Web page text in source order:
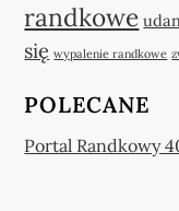
randkowe
się wypalenie randkowe
POLECANE
Portal Randkowy